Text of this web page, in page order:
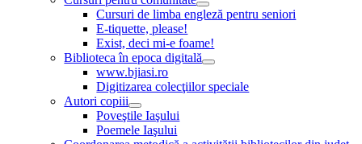
Cursuri de limba engleză pentru seniori
E-tiquette, please!
Exist, deci mi-e foame!
Biblioteca în epoca digitală
www.bjiasi.ro
Digitizarea colecţiilor speciale
Autori copiii
Poveştile Iaşului
Poemele Iaşului